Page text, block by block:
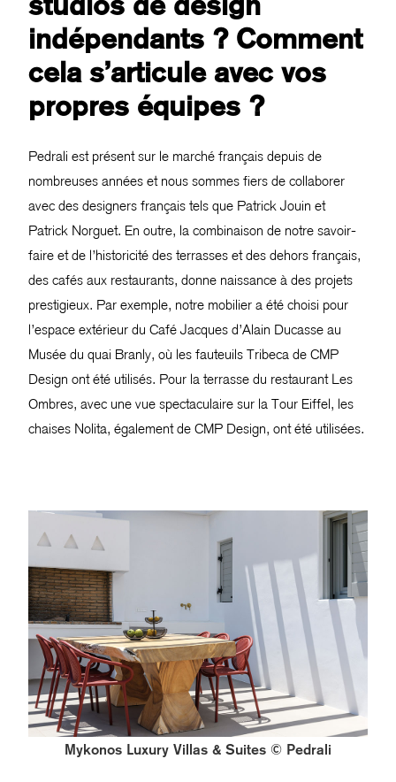
indépendants ? Comment
cela s’articule avec vos
propres équipes ?
Pedrali est présent sur le marché français depuis de
nombreuses années et nous sommes fiers de collaborer
avec des designers français tels que Patrick Jouin et
Patrick Norguet. En outre, la combinaison de notre savoir-
faire et de l’historicité des terrasses et des dehors français,
des cafés aux restaurants, donne naissance à des projets
prestigieux. Par exemple, notre mobilier a été choisi pour
l’espace extérieur du Café Jacques d’Alain Ducasse au
Musée du quai Branly, où les fauteuils Tribeca de CMP
Design ont été utilisés. Pour la terrasse du restaurant Les
Ombres, avec une vue spectaculaire sur la Tour Eiffel, les
chaises Nolita, également de CMP Design, ont été utilisées.
Mykonos Luxury Villas & Suites © Pedrali